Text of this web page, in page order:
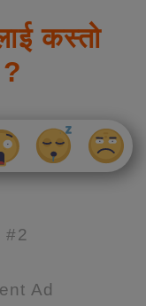
कस्तो
#2
Ad